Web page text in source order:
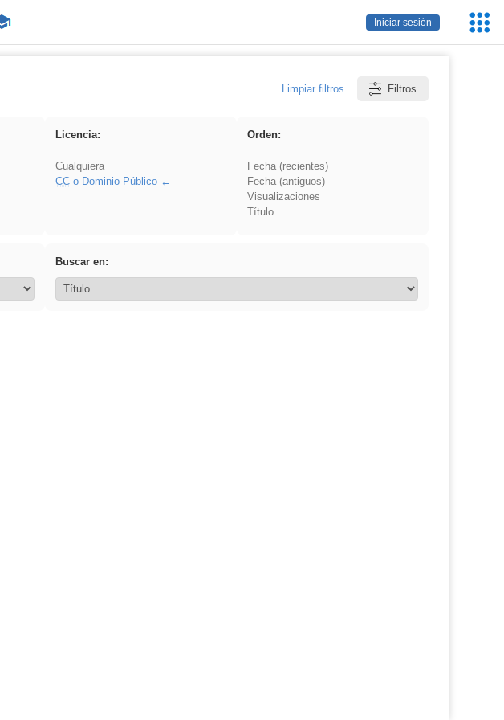
Iniciar sesión
Limpiar filtros Filtros
Licencia:
Cualquiera
CCo Dominio Público
Orden:
Fecha (recientes)
Fecha (antiguos)
Visualizaciones
Título
Buscar en: